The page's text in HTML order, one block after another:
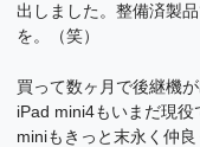
出しました。整備済製
を。（笑）
買って数ヶ月で後継機
iPad mini4もいまだ現
miniもきっと末永く仲